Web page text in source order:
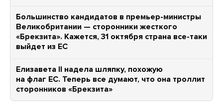
Большинство кандидатов в премьер-министры
Великобритании — сторонники жесткого
«Брекзита». Кажется, 31 октября страна все-таки
выйдет из ЕС
Елизавета II надела шляпку, похожую
на флаг ЕС. Теперь все думают, что она троллит
сторонников «Брекзита»